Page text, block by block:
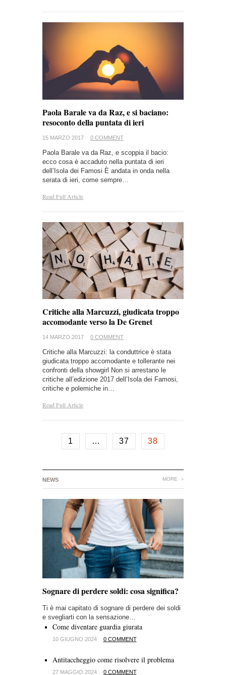
Paola Barale va da Raz, e si baciano:
resoconto della puntata di ieri
15 MARZO 2017 0 COMMENT
Paola Barale va da Raz, e scoppia il bacio:
ecco cosa è accaduto nella puntata di ieri
dell’Isola dei Famosi È andata in onda nella
serata di ieri, come sempre…
Read Full Article
Critiche alla Marcuzzi, giudicata troppo
accomodante verso la De Grenet
14 MARZO 2017 0 COMMENT
Critiche alla Marcuzzi: la conduttrice è stata
giudicata troppo accomodante e tollerante nei
confronti della showgirl Non si arrestano le
critiche all’edizione 2017 dell’Isola dei Famosi,
critiche e polemiche in…
Read Full Article
1 … 37 38
NEWS MORE
Sognare di perdere soldi: cosa significa?
Ti è mai capitato di sognare di perdere dei soldi
e svegliarti con la sensazione…
Come diventare guardia giurata
10 GIUGNO 2024 0 COMMENT
Antitaccheggio come risolvere il problema
27 MAGGIO 2024 0 COMMENT